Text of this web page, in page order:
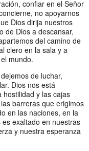
confiar en el Señor
no apoyarnos
Dios dirija nuestros
de Dios a descansar,
del camino de
clero en la sala y a
mundo.
de luchar,
Dios nos está
hostilidad y las cajas
barreras que erigimos
en las naciones, en la
exaltado en nuestras
y nuestra esperanza